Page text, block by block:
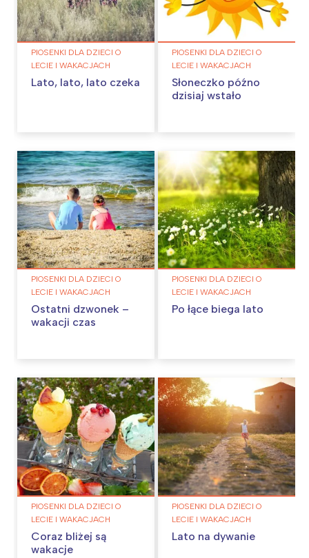
PIOSENKI DLA DZIECI O
LECIE I WAKACJACH
Lato, lato, lato czeka
PIOSENKI DLA DZIECI O
LECIE I WAKACJACH
Słoneczko późno
dzisiaj wstało
PIOSENKI DLA DZIECI O
LECIE I WAKACJACH
Ostatni dzwonek –
wakacji czas
PIOSENKI DLA DZIECI O
LECIE I WAKACJACH
Po łące biega lato
PIOSENKI DLA DZIECI O
LECIE I WAKACJACH
Coraz bliżej są
wakacje
PIOSENKI DLA DZIECI O
LECIE I WAKACJACH
Lato na dywanie